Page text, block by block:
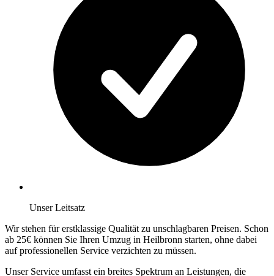
Unser Leitsatz
Wir stehen für erstklassige Qualität zu unschlagbaren Preisen. Schon
ab 25€ können Sie Ihren Umzug in Heilbronn starten, ohne dabei
auf professionellen Service verzichten zu müssen.
Unser Service umfasst ein breites Spektrum an Leistungen, die